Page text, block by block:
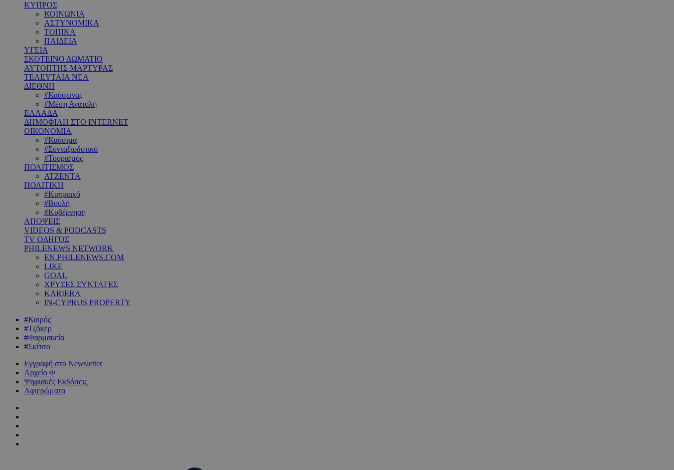
ΚΥΠΡΟΣ
ΚΟΙΝΩΝΙΑ
ΑΣΤΥΝΟΜΙΚΑ
ΤΟΠΙΚΑ
ΠΑΙΔΕΙΑ
ΥΓΕΙΑ
ΣΚΟΤΕΙΝΟ ΔΩΜΑΤΙΟ
ΑΥΤΟΠΤΗΣ ΜΑΡΤΥΡΑΣ
ΤΕΛΕΥΤΑΙΑ ΝΕΑ
ΔΙΕΘΝΗ
#Καύσωνας
#Μέση Ανατολή
ΕΛΛΑΔΑ
ΔΗΜΟΦΙΛΗ ΣΤΟ INTERNET
ΟΙΚΟΝΟΜΙΑ
#Καύσιμα
#Συνταξιοδοτικό
#Τουρισμός
ΠΟΛΙΤΙΣΜΟΣ
ΑΤΖΕΝΤΑ
ΠΟΛΙΤΙΚΗ
#Κυπριακό
#Βουλή
#Κυβέρνηση
ΑΠΟΨΕΙΣ
VIDEOS & PODCASTS
TV ΟΔΗΓΟΣ
PHILENEWS NETWORK
EN.PHILENEWS.COM
LIKE
GOAL
ΧΡΥΣΕΣ ΣΥΝΤΑΓΕΣ
KARIERA
IN-CYPRUS PROPERTY
#Καιρός
#Τζόκερ
#Φαρμακεία
#Σκίτσο
Εγγραφή στο Newsletter
Αρχείο Φ
Ψηφιακές Εκδόσεις
Αφιερώματα